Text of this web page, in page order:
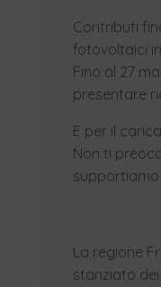
Contributi
fotovoltaici
Fino al 27
presentare
E per il
Non ti
La regione
stanziato